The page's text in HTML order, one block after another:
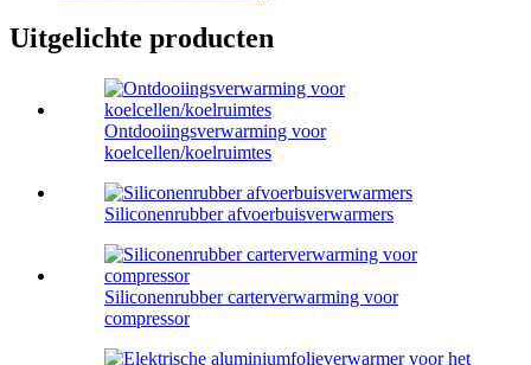
Uitgelichte producten
Ontdooiingsverwarming voor
koelcellen/koelruimtes
Siliconenrubber afvoerbuisverwarmers
Siliconenrubber carterverwarming voor
compressor